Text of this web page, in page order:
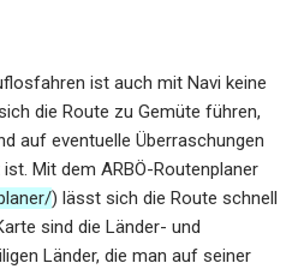
ist auch mit Navi keine
die Route zu Gemüte führen,
auf eventuelle Überraschungen
Mit dem ARBÖ-Routenplaner
) lässt sich die Route schnell
sind die Länder- und
Länder, die man auf seiner